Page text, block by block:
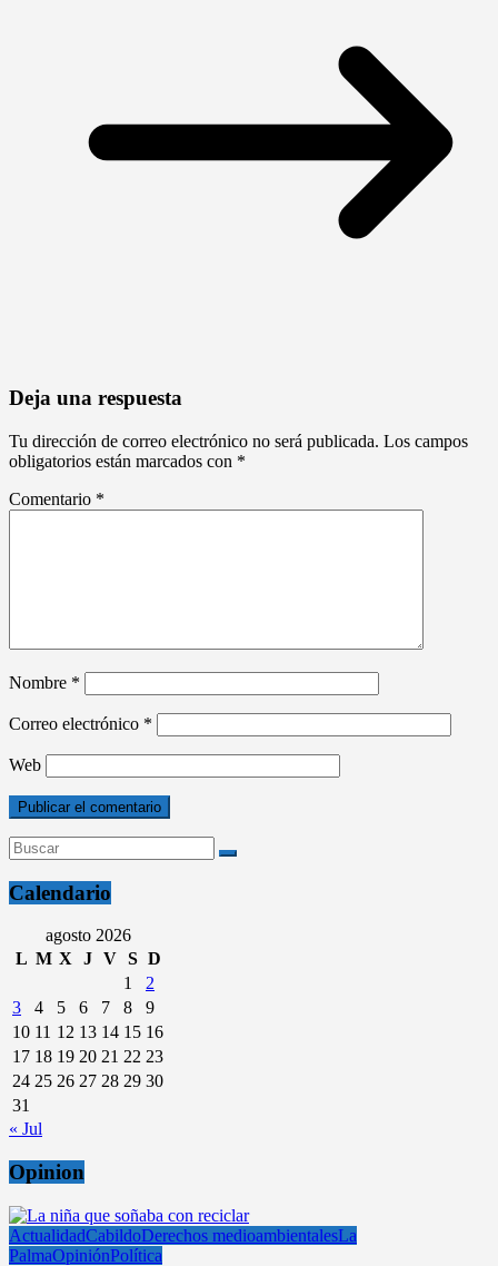
Deja una respuesta
Tu dirección de correo electrónico no será publicada. Los campos
obligatorios están marcados con *
Comentario *
Nombre *
Correo electrónico *
Web
Calendario
agosto 2026
L M X J V S D
1
2
3
4 5 6 7 8
9
10 11 12 13 14 15 16
17 18 19 20 21 22 23
24 25 26 27 28 29 30
31
« Jul
Opinion
ActualidadCabildoDerechos medioambientalesLa
PalmaOpiniónPolítica